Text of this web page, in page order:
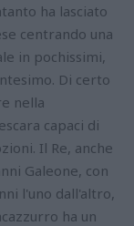
ha lasciato
centrando una
in pochissimi,
Di certo
nella
capaci di
Il Re, anche
Galeone, con
l'uno dall'altro,
ha un